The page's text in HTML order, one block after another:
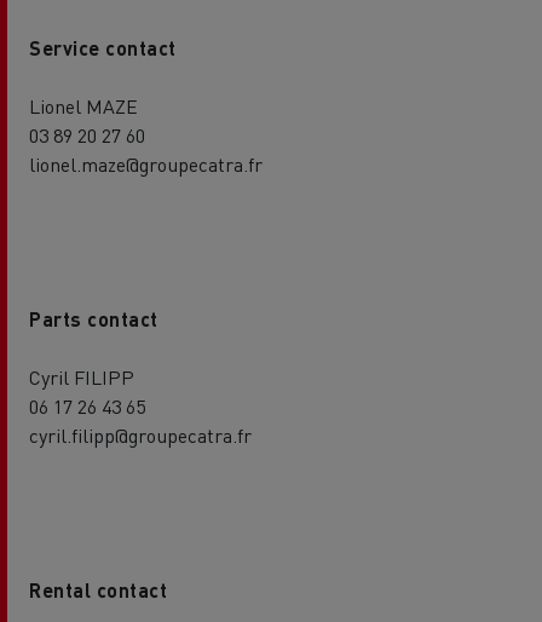
Service contact
Lionel MAZE
03 89 20 27 60
lionel.maze@groupecatra.fr
Parts contact
Cyril FILIPP
06 17 26 43 65
cyril.filipp@groupecatra.fr
Rental contact